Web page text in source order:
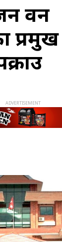
वन
प्रमुख